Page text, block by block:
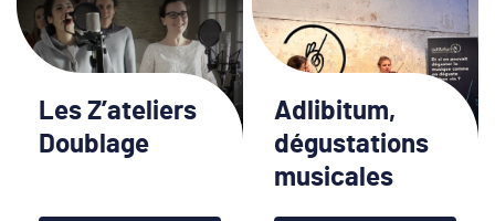
Les Z’ateliers
Doublage
Adlibitum,
dégustations
musicales